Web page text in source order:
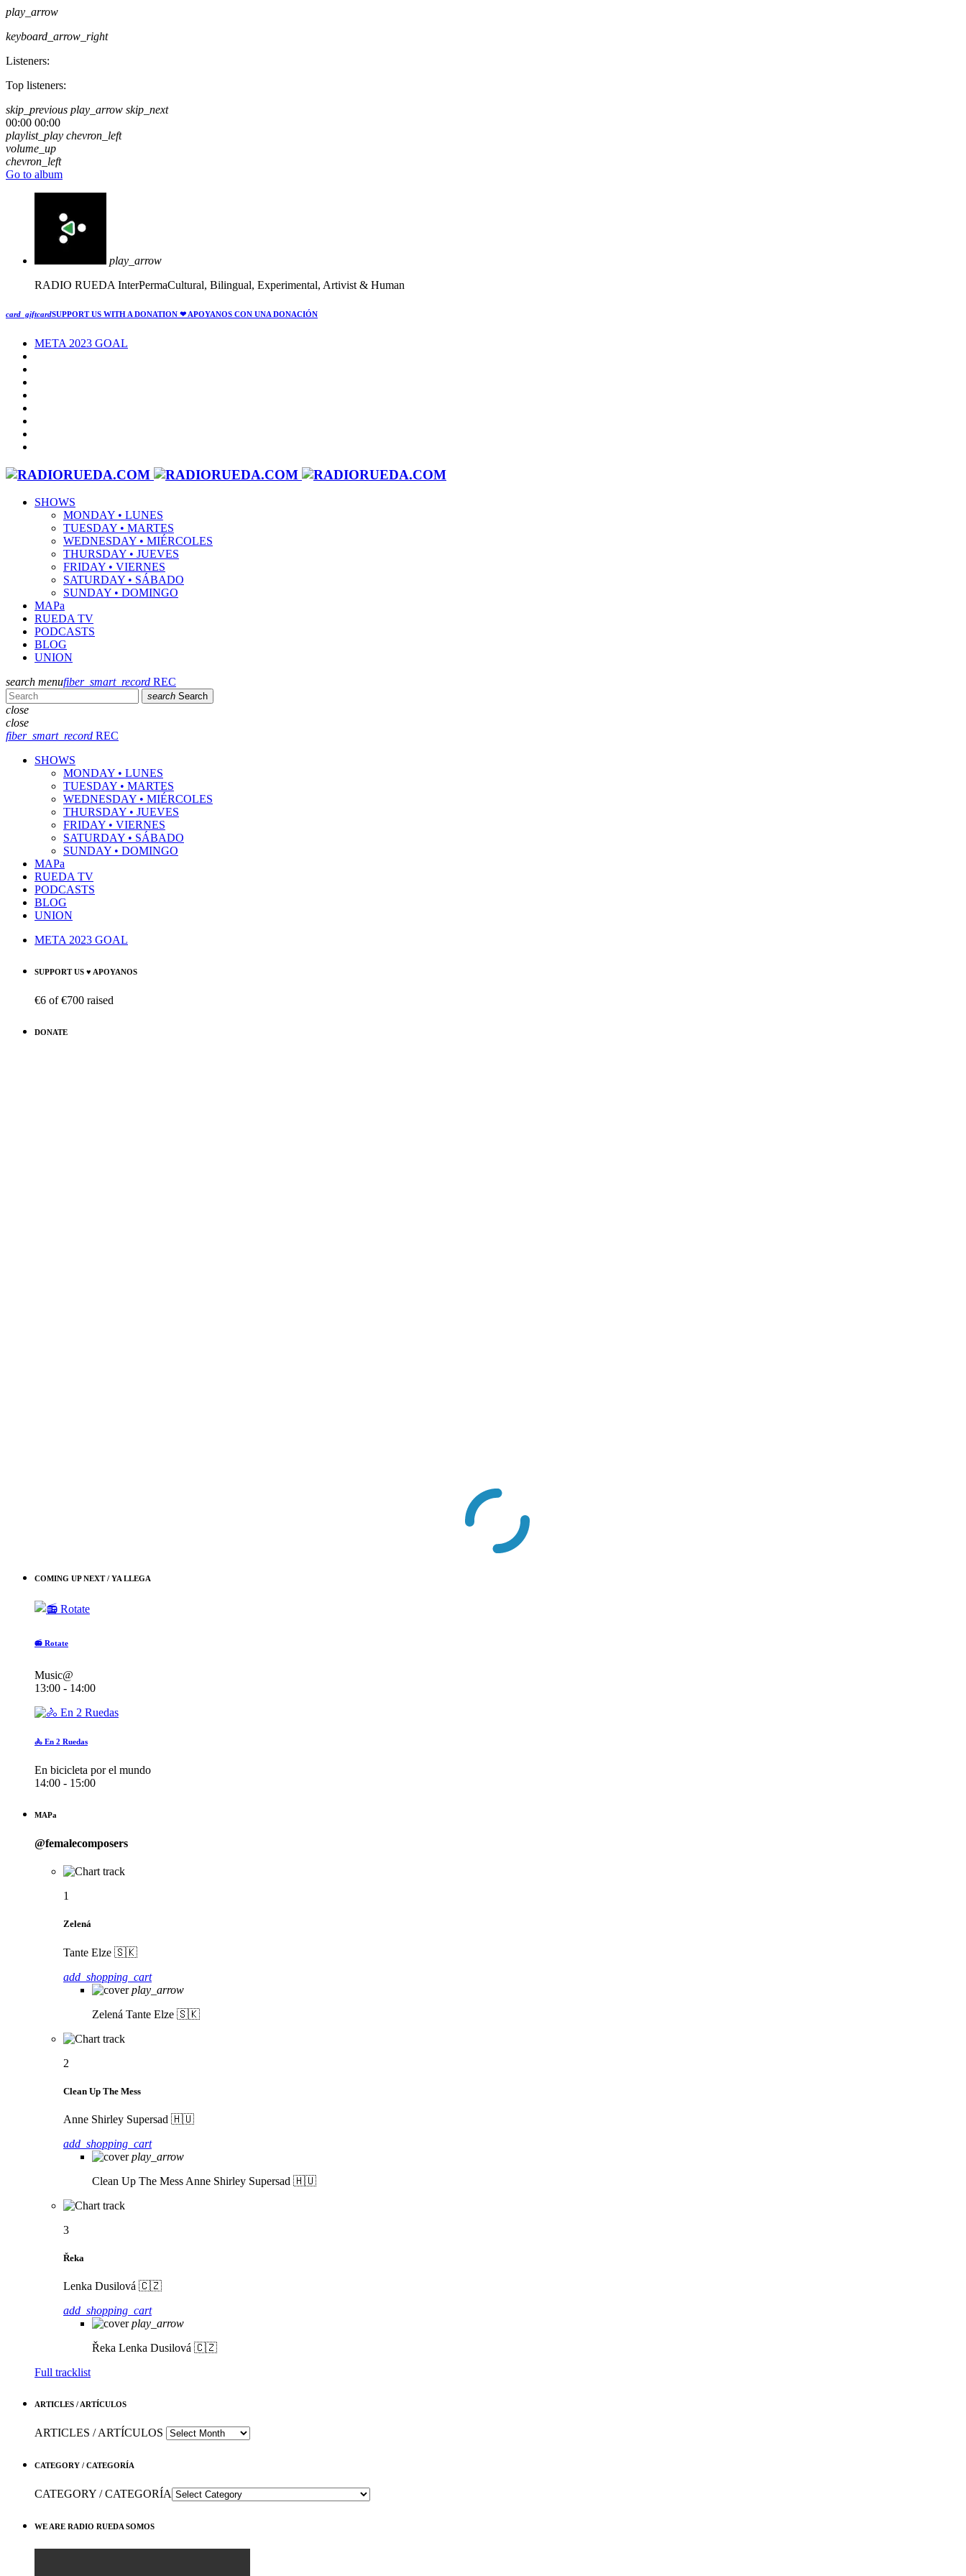
play_arrow
keyboard_arrow_right
Listeners:
Top listeners:
skip_previous play_arrow skip_next
00:00 00:00
playlist_play chevron_left
volume_up
chevron_left
Go to album
play_arrow
RADIO RUEDA InterPermaCultural, Bilingual, Experimental, Artivist & Human
card_giftcardSUPPORT US WITH A DONATION ❤ APOYANOS CON UNA DONACIÓN
META 2023 GOAL
SHOWS
MONDAY • LUNES
TUESDAY • MARTES
WEDNESDAY • MIÉRCOLES
THURSDAY • JUEVES
FRIDAY • VIERNES
SATURDAY • SÁBADO
SUNDAY • DOMINGO
MAPa
RUEDA TV
PODCASTS
BLOG
UNION
search menufiber_smart_record REC
search Search
close
close
fiber_smart_record REC
SHOWS
MONDAY • LUNES
TUESDAY • MARTES
WEDNESDAY • MIÉRCOLES
THURSDAY • JUEVES
FRIDAY • VIERNES
SATURDAY • SÁBADO
SUNDAY • DOMINGO
MAPa
RUEDA TV
PODCASTS
BLOG
UNION
META 2023 GOAL
SUPPORT US ♥ APOYANOS
€6 of€700 raised
DONATE
COMING UP NEXT / YA LLEGA
📻 Rotate
Music@
13:00 - 14:00
🚴 En 2 Ruedas
En bicicleta por el mundo
14:00 - 15:00
MAPa
@femalecomposers
1
Zelená
Tante Elze 🇸🇰
add_shopping_cart
play_arrow
Zelená Tante Elze 🇸🇰
2
Clean Up The Mess
Anne Shirley Supersad 🇭🇺
add_shopping_cart
play_arrow
Clean Up The Mess Anne Shirley Supersad 🇭🇺
3
Řeka
Lenka Dusilová 🇨🇿
add_shopping_cart
play_arrow
Řeka Lenka Dusilová 🇨🇿
Full tracklist
ARTICLES / ARTÍCULOS
ARTICLES / ARTÍCULOS
CATEGORY / CATEGORÍA
CATEGORY / CATEGORÍA
WE ARE RADIO RUEDA SOMOS